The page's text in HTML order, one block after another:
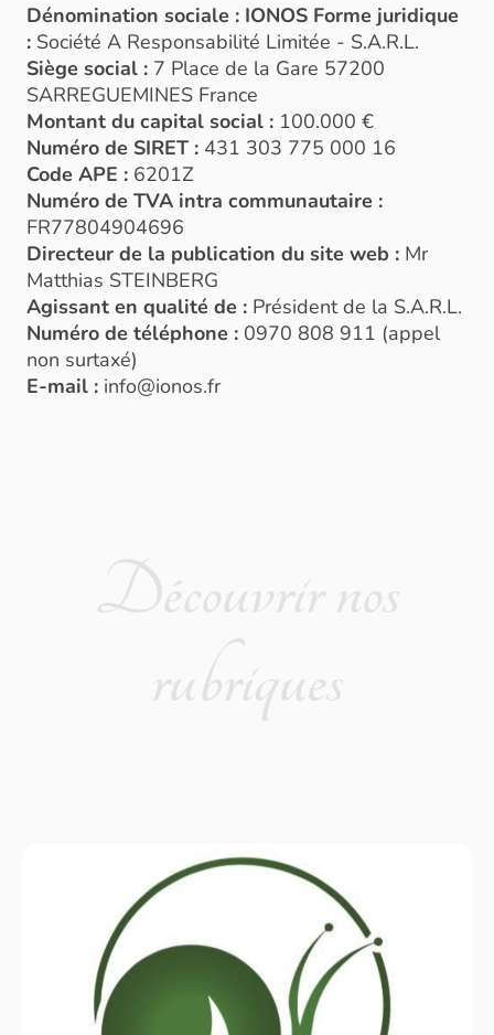
Dénomination sociale : IONOS Forme juridique
: Société A Responsabilité Limitée - S.A.R.L.
Siège social : 7 Place de la Gare 57200
SARREGUEMINES France
Montant du capital social : 100.000 €
Numéro de SIRET : 431 303 775 000 16
Code APE : 6201Z
Numéro de TVA intra communautaire :
FR77804904696
Directeur de la publication du site web : Mr
Matthias STEINBERG
Agissant en qualité de : Président de la S.A.R.L.
Numéro de téléphone : 0970 808 911 (appel
non surtaxé)
E-mail : info@ionos.fr
Découvrir nos
rubriques